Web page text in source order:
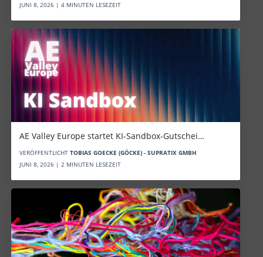
JUNI 8, 2026 | 4 MINUTEN LESEZEIT
AE Valley Europe startet KI-Sandbox-Gutschei…
VERÖFFENTLICHT TOBIAS GOECKE (GÖCKE) - SUPRATIX GMBH
JUNI 8, 2026 | 2 MINUTEN LESEZEIT